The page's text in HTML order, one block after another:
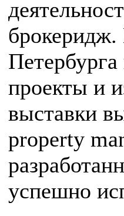
брокеридж.
проекты и
выставки
property
успешно